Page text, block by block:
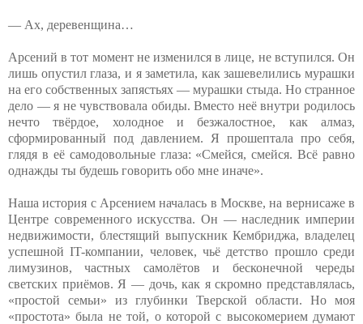
— Ах, деревенщина…
Арсений в тот момент не изменился в лице, не вступился. Он
лишь опустил глаза, и я заметила, как зашевелились мурашки
на его собственных запястьях — мурашки стыда. Но странное
дело — я не чувствовала обиды. Вместо неё внутри родилось
нечто твёрдое, холодное и безжалостное, как алмаз,
сформированный под давлением. Я прошептала про себя,
глядя в её самодовольные глаза: «Смейся, смейся. Всё равно
однажды ты будешь говорить обо мне иначе».
Наша история с Арсением началась в Москве, на вернисаже в
Центре современного искусства. Он — наследник империи
недвижимости, блестящий выпускник Кембриджа, владелец
успешной IT-компании, человек, чьё детство прошло среди
лимузинов, частных самолётов и бесконечной череды
светских приёмов. Я — дочь, как я скромно представлялась,
«простой семьи» из глубинки Тверской области. Но моя
«простота» была не той, о которой с высокомерием думают